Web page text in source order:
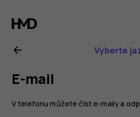
Uživatelská
příručka
k telefonu
Nokia 6
Vyberte
E-mail
V telefonu můžete číst e-maily a